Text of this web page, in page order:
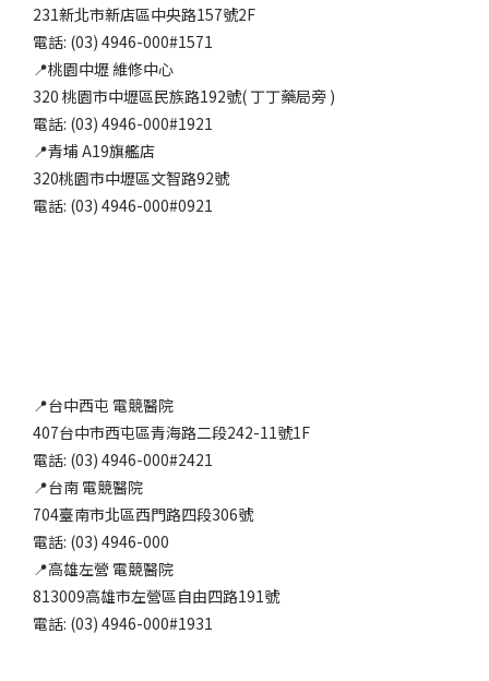
231新北市新店區中央路157號2F
電話: (03) 4946-000#1571
📍桃園中壢 維修中心
320 桃園市中壢區民族路192號( 丁丁藥局旁 )
電話: (03) 4946-000#1921
📍青埔 A19旗艦店
320桃園市中壢區文智路92號
電話: (03) 4946-000#0921
📍台中西屯 電競醫院
407台中市西屯區青海路二段242-11號1F
電話: (03) 4946-000#2421
📍台南 電競醫院
704臺南市北區西門路四段306號
電話: (03) 4946-000
📍高雄左營 電競醫院
813009高雄市左營區自由四路191號
電話: (03) 4946-000#1931